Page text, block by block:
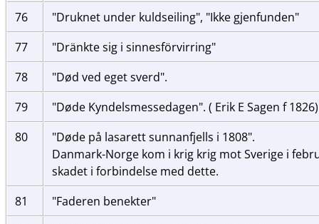
76
"Druknet under kuldseiling", "Ikke gjenfunden"
77
"Dränkte sig i sinnesförvirring"
78
"Død ved eget sverd".
79
"Døde Kyndelsmessedagen". ( Erik E Sagen f
80
"Døde på lasarett sunnanfjells i 1808".
Danmark-Norge kom i krig krig mot Sverige i
skadet i forbindelse med dette.
81
"Faderen benekter"